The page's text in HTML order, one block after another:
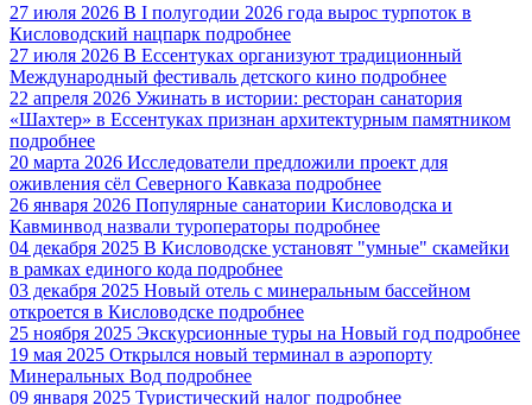
27 июля 2026 В I полугодии 2026 года вырос турпоток в
Кисловодский нацпарк подробнее
27 июля 2026 В Ессентуках организуют традиционный
Международный фестиваль детского кино подробнее
22 апреля 2026 Ужинать в истории: ресторан санатория
«Шахтер» в Ессентуках признан архитектурным памятником
подробнее
20 марта 2026 Исследователи предложили проект для
оживления сёл Северного Кавказа подробнее
26 января 2026 Популярные санатории Кисловодска и
Кавминвод назвали туроператоры подробнее
04 декабря 2025 В Кисловодске установят "умные" скамейки
в рамках единого кода подробнее
03 декабря 2025 Новый отель с минеральным бассейном
откроется в Кисловодске подробнее
25 ноября 2025 Экскурсионные туры на Новый год подробнее
19 мая 2025 Открылся новый терминал в аэропорту
Минеральных Вод подробнее
09 января 2025 Туристический налог подробнее